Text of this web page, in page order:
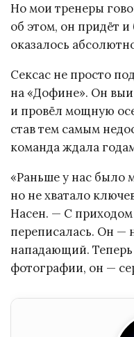
Но мои тренеры
об этом, он придёт и
оказалось
Сексас не просто
на «Дофине». Он
и провёл мощную
став тем самым
команда ждала
«Раньше у нас было
но не хватало
Насен. — С приходом
переписалась. Он —
нападающий.
фотографии, он —